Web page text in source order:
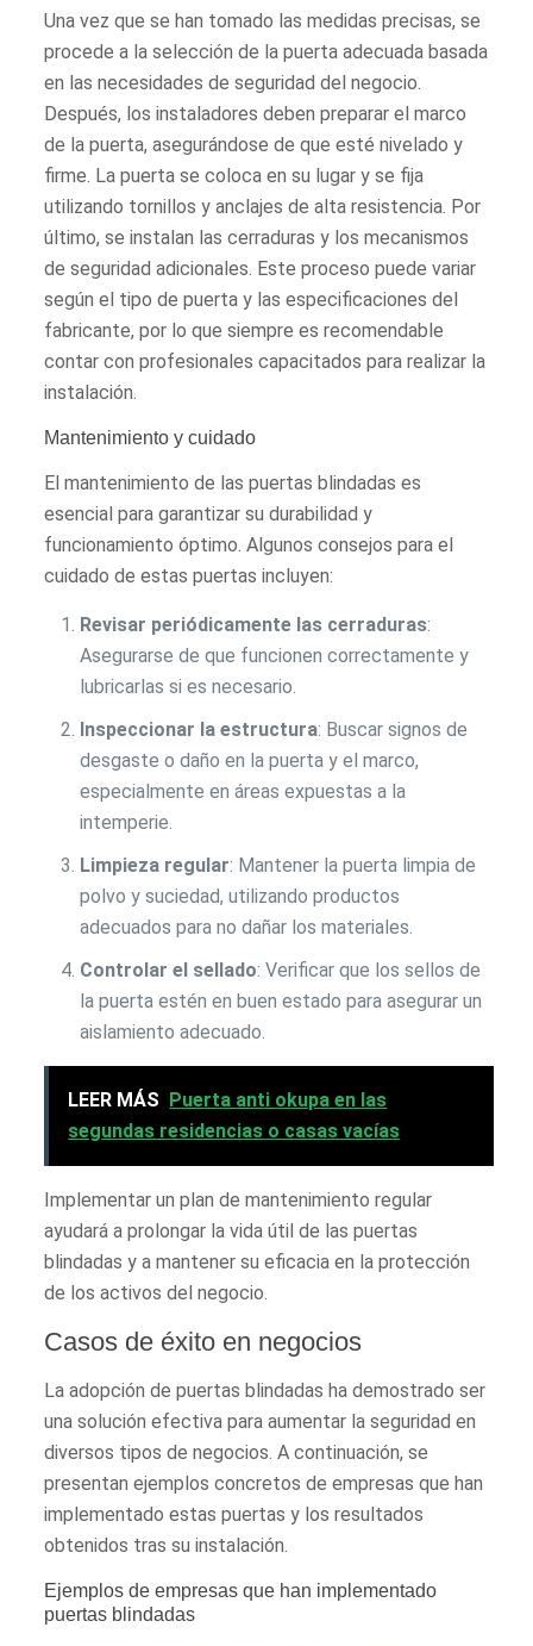
Una vez que se han tomado las medidas precisas, se
procede a la selección de la puerta adecuada basada
en las necesidades de seguridad del negocio.
Después, los instaladores deben preparar el marco
de la puerta, asegurándose de que esté nivelado y
firme. La puerta se coloca en su lugar y se fija
utilizando tornillos y anclajes de alta resistencia. Por
último, se instalan las cerraduras y los mecanismos
de seguridad adicionales. Este proceso puede variar
según el tipo de puerta y las especificaciones del
fabricante, por lo que siempre es recomendable
contar con profesionales capacitados para realizar la
instalación.
Mantenimiento y cuidado
El mantenimiento de las puertas blindadas es
esencial para garantizar su durabilidad y
funcionamiento óptimo. Algunos consejos para el
cuidado de estas puertas incluyen:
Revisar periódicamente las cerraduras:
Asegurarse de que funcionen correctamente y
lubricarlas si es necesario.
Inspeccionar la estructura: Buscar signos de
desgaste o daño en la puerta y el marco,
especialmente en áreas expuestas a la
intemperie.
Limpieza regular: Mantener la puerta limpia de
polvo y suciedad, utilizando productos
adecuados para no dañar los materiales.
Controlar el sellado: Verificar que los sellos de
la puerta estén en buen estado para asegurar un
aislamiento adecuado.
LEER MÁS Puerta anti okupa en las
segundas residencias o casas vacías
Implementar un plan de mantenimiento regular
ayudará a prolongar la vida útil de las puertas
blindadas y a mantener su eficacia en la protección
de los activos del negocio.
Casos de éxito en negocios
La adopción de puertas blindadas ha demostrado ser
una solución efectiva para aumentar la seguridad en
diversos tipos de negocios. A continuación, se
presentan ejemplos concretos de empresas que han
implementado estas puertas y los resultados
obtenidos tras su instalación.
Ejemplos de empresas que han implementado
puertas blindadas